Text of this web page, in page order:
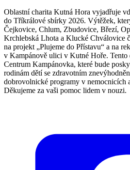
Oblastní charita Kutná Hora vyjadřuje
do Tříkrálové sbírky 2026. Výtěžek,
Čejkovice, Chlum, Zbudovice, Březí,
Krchlebská Lhota a Klucké Chválovice
na projekt „Plujeme do Přístavu“ a na
v Kampánově ulici v Kutné Hoře. Tento
Centrum Kampánovka, které bude
rodinám dětí se zdravotním
dobrovolnické programy v nemocnicích
Děkujeme za vaši pomoc lidem v nouzi.